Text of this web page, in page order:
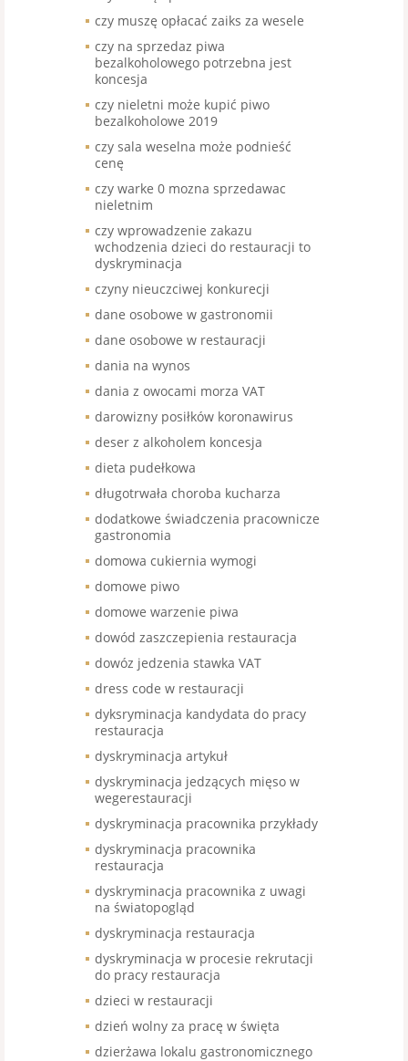
czy muszę opłacać zaiks za wesele
czy na sprzedaz piwa
bezalkoholowego potrzebna jest
koncesja
czy nieletni może kupić piwo
bezalkoholowe 2019
czy sala weselna może podnieść
cenę
czy warke 0 mozna sprzedawac
nieletnim
czy wprowadzenie zakazu
wchodzenia dzieci do restauracji to
dyskryminacja
czyny nieuczciwej konkurecji
dane osobowe w gastronomii
dane osobowe w restauracji
dania na wynos
dania z owocami morza VAT
darowizny posiłków koronawirus
deser z alkoholem koncesja
dieta pudełkowa
długotrwała choroba kucharza
dodatkowe świadczenia pracownicze
gastronomia
domowa cukiernia wymogi
domowe piwo
domowe warzenie piwa
dowód zaszczepienia restauracja
dowóz jedzenia stawka VAT
dress code w restauracji
dyksryminacja kandydata do pracy
restauracja
dyskryminacja artykuł
dyskryminacja jedzących mięso w
wegerestauracji
dyskryminacja pracownika przykłady
dyskryminacja pracownika
restauracja
dyskryminacja pracownika z uwagi
na światopogląd
dyskryminacja restauracja
dyskryminacja w procesie rekrutacji
do pracy restauracja
dzieci w restauracji
dzień wolny za pracę w święta
dzierżawa lokalu gastronomicznego